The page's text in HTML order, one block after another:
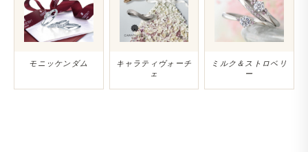
モニッケンダム
キャラティヴォーチ
ェ
ミルク＆ストロベリ
ー